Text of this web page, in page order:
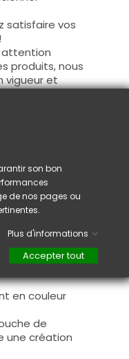
satisfaire vos
attention
produits, nous
vigueur et
nos produits.
d'utilisation
son pinceau, de
pas
de
après limage.
couches,
couche et
pour garantir
en couleur
de
une création
son bon
de nos pages ou
Plus d'informations
Accepter tout